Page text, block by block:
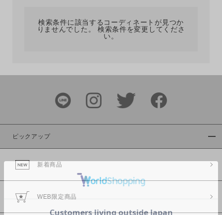
カラー
検索条件に該当するコーディネートが見つか
りませんでした。 検索条件を変更してくださ
い。
ピックアップ
新着商品
WEB限定商品